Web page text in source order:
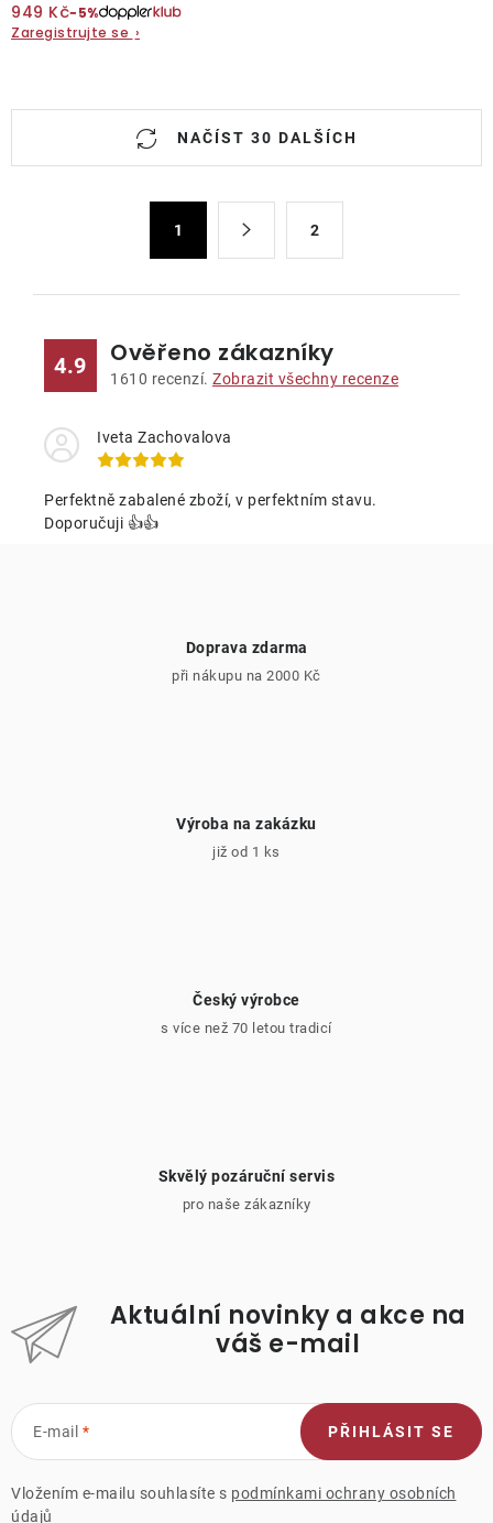
949 Kč−5%
Zaregistrujte se ›
O
NAČÍST 30 DALŠÍCH
1 2
4.9 Ověřeno zákazníky
1610 recenzí. Zobrazit všechny recenze
Iveta Zachovalova
Perfektně zabalené zboží, v perfektním stavu.
Doporučuji 👍👍
Doprava zdarma
při nákupu na 2000 Kč
Výroba na zakázku
již od 1 ks
Český výrobce
s více než 70 letou tradicí
Skvělý pozáruční servis
pro naše zákazníky
Aktuální novinky a akce na
váš e-mail
E-mail
Vložením e-mailu souhlasíte s podmínkami ochrany osobních
údajů
PŘIHLÁSIT SE